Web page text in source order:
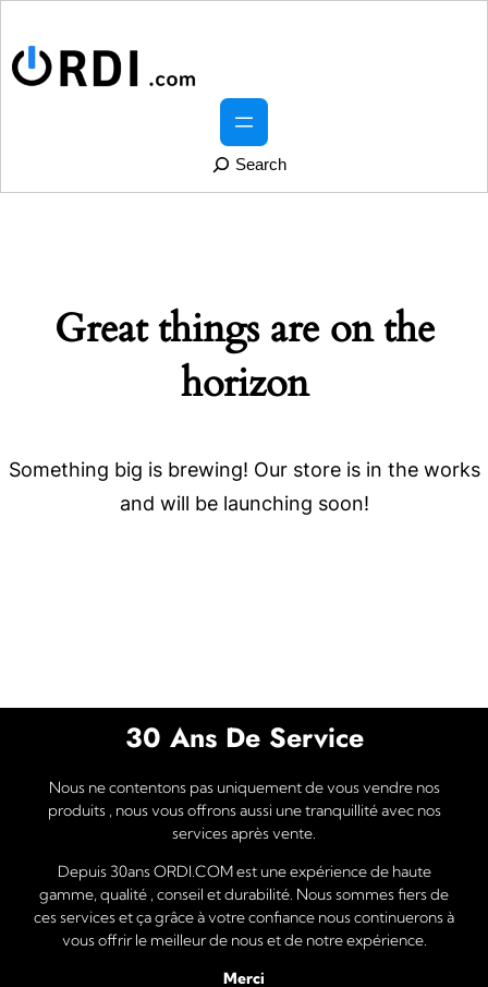
h
Great things are on the
horizon
Something big is brewing! Our store is in the works
and will be launching soon!
30 Ans De Service
Nous ne contentons pas uniquement de vous vendre nos
produits , nous vous offrons aussi une tranquillité avec nos
services après vente.
Depuis 30ans ORDI.COM est une expérience de haute
gamme, qualité , conseil et durabilité. Nous sommes fiers de
ces services et ça grâce à votre confiance nous continuerons à
vous offrir le meilleur de nous et de notre expérience.
Merci